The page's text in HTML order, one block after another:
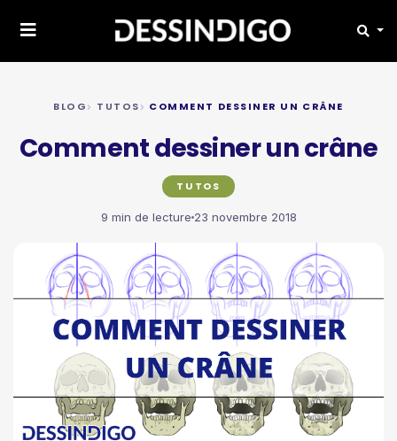
BLOG TUTOS COMMENT DESSINER UN CRÂNE
Comment dessiner un crâne
TUTOS
9 min de lecture 23 novembre 2018